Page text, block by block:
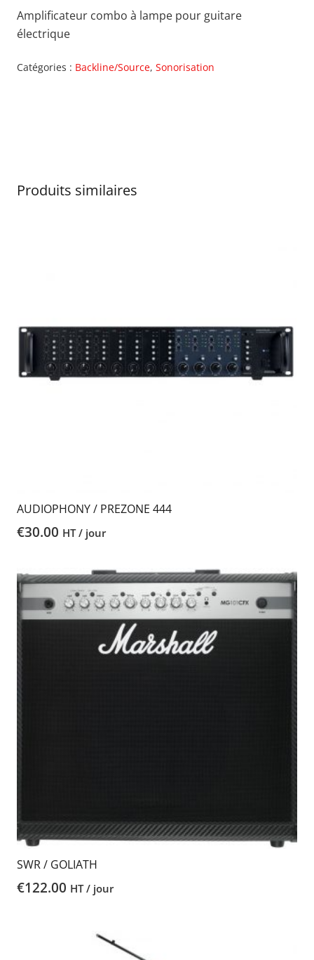
Amplificateur combo à lampe pour guitare
électrique
Catégories : Backline/Source, Sonorisation
Produits similaires
AUDIOPHONY / PREZONE 444
€30.00 HT / jour
SWR / GOLIATH
€122.00 HT / jour